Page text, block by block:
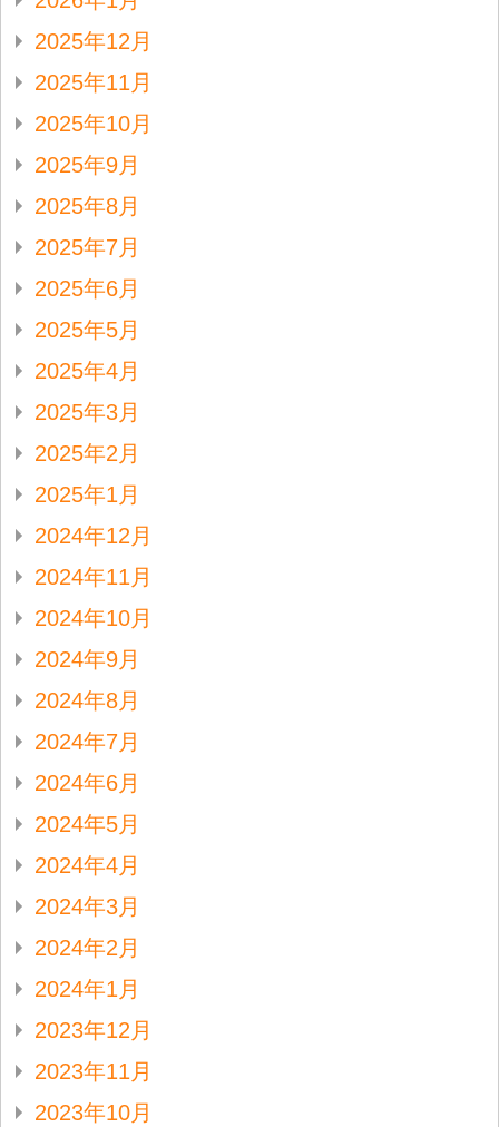
2025年12月
2025年11月
2025年10月
2025年9月
2025年8月
2025年7月
2025年6月
2025年5月
2025年4月
2025年3月
2025年2月
2025年1月
2024年12月
2024年11月
2024年10月
2024年9月
2024年8月
2024年7月
2024年6月
2024年5月
2024年4月
2024年3月
2024年2月
2024年1月
2023年12月
2023年11月
2023年10月